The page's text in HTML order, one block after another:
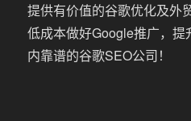
提供有价值的谷歌优化及外
低成本做好Google推广，
内靠谱的谷歌SEO公司！